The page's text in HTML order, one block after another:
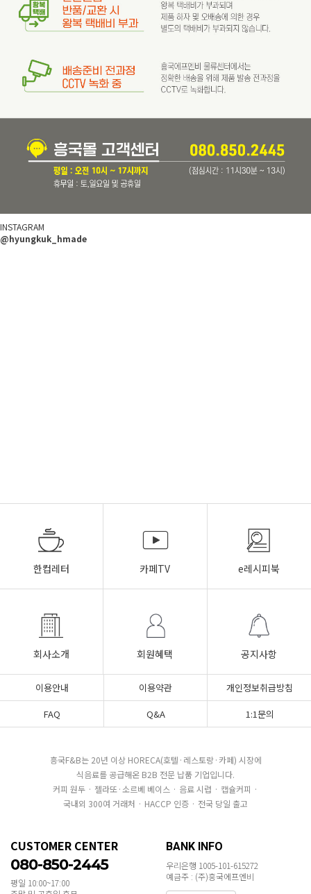
INSTAGRAM
@hyungkuk_hmade
한컵레터 카페TV e레시피북
회사소개 회원혜택 공지사항
이용안내 이용약관
개인정보취급방침
FAQ
Q&A 1:1문의
흥국F&B는 20년 이상 HORECA(호텔·레스토랑·카페) 시장에
식음료를 공급해온 B2B 전문 납품 기업입니다.
커피 원두 · 젤라또·소르베 베이스 · 음료 시럽 · 캡슐커피 ·
국내외 300여 거래처 · HACCP 인증 · 전국 당일 출고
CUSTOMER CENTER
080-850-2445
평일 10:00~17:00
BANK INFO
우리은행 1005-101-615272
예금주 : (주)흥국에프엔비